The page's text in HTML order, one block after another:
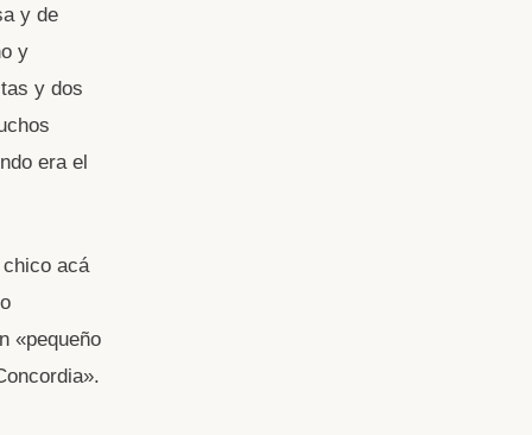
y de
y
y dos
era el
acá
«pequeño